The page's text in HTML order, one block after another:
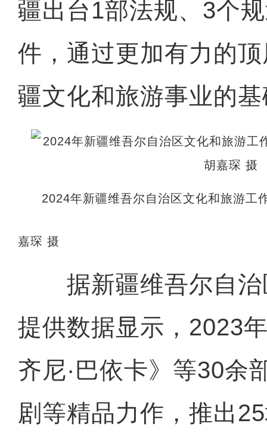
疆出台1部法规、3个
件，通过更加有力的
疆文化和旅游事业的
2024年新疆维吾尔自治区文化和旅游
嘉琛 摄
据新疆维吾尔自治
提供数据显示，2023
齐尼·巴依卡》等30余
剧等精品力作，推出